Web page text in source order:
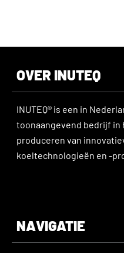
OVER INUTEQ
INUTEQ® is een in
toonaangevend bedrijf in
produceren van
koeltechnologieën en -
NAVIGATIE